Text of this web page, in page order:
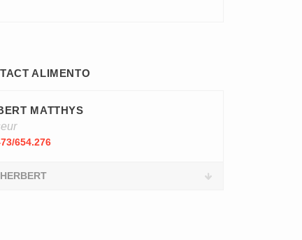
ALIMENTO
MATTHYS
654.276